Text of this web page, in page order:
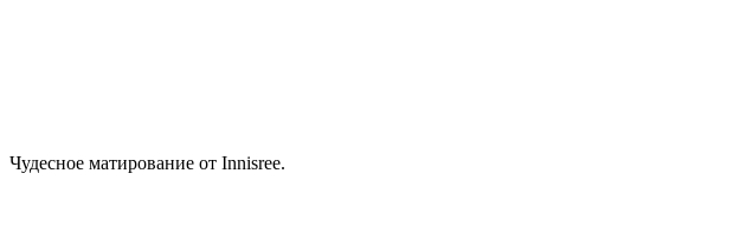
Чудесное матирование от Innisree.